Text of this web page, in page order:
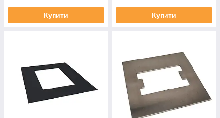
Купити Купити